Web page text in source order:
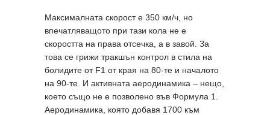
Максималната скорост е 350 км/ч, но
впечатляващото при тази кола не е
скоростта на права отсечка, а в завой. За
това се грижи тракшън контрол в стила на
болидите от F1 от края на 80-те и началото
на 90-те. И активната аеродинамика – нещо,
което също не е позволено във Формула 1.
Аеродинамика, която добавя 1700 към